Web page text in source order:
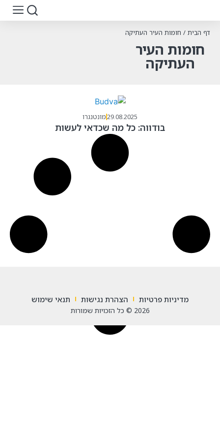
דף הבית / חומות העיר העתיקה
חומות העיר
העתיקה
29.08.2025מונטנגרו
בודווה: כל מה שכדאי לעשות
מדיניות פרטיות הצהרת נגישות תנאי שימוש
2026 © כל הזכויות שמורות